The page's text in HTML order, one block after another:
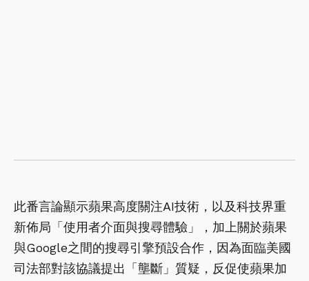
此番言論顯示蘋果高度關注AI技術，以及科技界重
新佈局「使用者介面與搜尋體驗」，加上關於蘋果
與Google之間的搜尋引擎預設合作，因為面臨美國
司法部對該協議提出「壟斷」質疑，反促使蘋果加